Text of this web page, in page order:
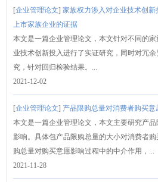
[企业管理论文]家族权力涉入对企业技术创
上市家族企业的证据
本文是一篇企业管理论文，本文针对不同的
业技术创新投入进行了实证研究，同时对冗
究，针对回归检验结果。...
2021-12-02
[企业管理论文] 产品限购总量对消费者购买意
本文是一篇企业管理论文，本文主要研究产
影响。具体包产品限购总量的大小对消费者
购总量对购买意愿影响过程中的中介作用，...
2021-11-28